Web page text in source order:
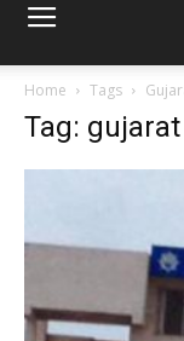
Home Tags
Tag: